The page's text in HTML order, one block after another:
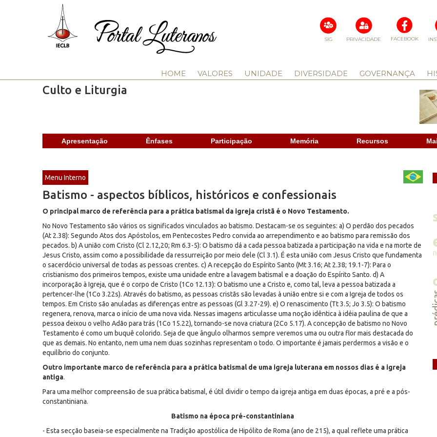
FACEBOOK
PRIVACIDADE
SIG
HOME VALORES UNIDADE DIVERSIDADE GOVERNANÇA
Culto e Liturgia
Apresentação Ênfases Participação Memória Recursos
Menu Interno
Batismo - aspectos bíblicos, históricos e confessionais
O principal marco de referência para a prática batismal da igreja cristã é o Novo Testamento.
No Novo Testamento são vários os significados vinculados ao batismo. Destacam-se os seguintes: a) O perdão dos pecados
(At 2.38): Segundo Atos dos Apóstolos, em Pentecostes Pedro convida ao arrependimento e ao batismo para remissão dos
pecados. b) A união com Cristo (Cl 2.12,20; Rm 6.3-5): O batismo dá a cada pessoa batizada a participação na vida e na morte de
Jesus Cristo, assim como a possibilidade da ressurreição por meio dele (Cl 3.1). É esta união com Jesus Cristo que fundamenta
o sacerdócio universal de todas as pessoas crentes. c) A recepção do Espírito Santo (Mt 3.16; At 2.38; 19.1-7): Para o
cristianismo dos primeiros tempos, existe uma unidade entre a lavagem batismal e a doação do Espírito Santo. d) A
incorporação à Igreja, que é o corpo de Cristo (1Co 12.13): O batismo une a Cristo e, como tal, leva a pessoa batizada a
pertencer-lhe (1Co 3.22s). Através do batismo, as pessoas cristãs são levadas à união entre si e com a Igreja de todos os
tempos. Em Cristo são anuladas as diferenças entre as pessoas (Gl 3.27-29). e) O renascimento (Tt 3.5; Jo 3.5): O batismo
regenera, renova, marca o início de uma nova vida. Nessas imagens articulasse uma noção idêntica à idéia paulina de que a
pessoa deixou o velho Adão para trás (1Co 15.22), tornando-se nova criatura (2Co 5.17). A concepção de batismo no Novo
Testamento é como um buquê colorido. Seja de que ângulo olharmos sempre veremos uma ou outra flor mais destacada do
que as demais. No entanto, nem uma nem duas sozinhas representam o todo. O importante é jamais perdermos a visão e o
equilíbrio do conjunto.
Outro importante marco de referência para a prática batismal de uma igreja luterana em nossos dias é a igreja
antiga.
Para uma melhor compreensão de sua prática batismal, é útil dividir o tempo da igreja antiga em duas épocas, a pré e a pós-
constantiniana.
Batismo na época pré-constantiniana
- Esta secção baseia-se especialmente na Tradição apostólica de Hipólito de Roma (ano de 215), a qual reflete uma prática